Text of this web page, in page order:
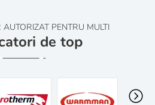
PENTRU MULTI
de top